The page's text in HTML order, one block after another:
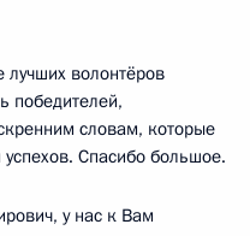
лучших волонтёров
победителей,
словам, которые
Спасибо большое.
у нас к Вам